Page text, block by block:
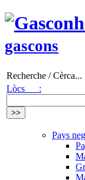
gascons
Recherche / Cèrca...
Lòcs :
Pays